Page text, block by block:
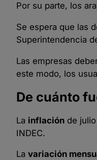
Por su parte, los
Se espera que las
Superintendencia
Las empresas
este modo, los
De cuánto
La inflación de julio
INDEC.
La variación